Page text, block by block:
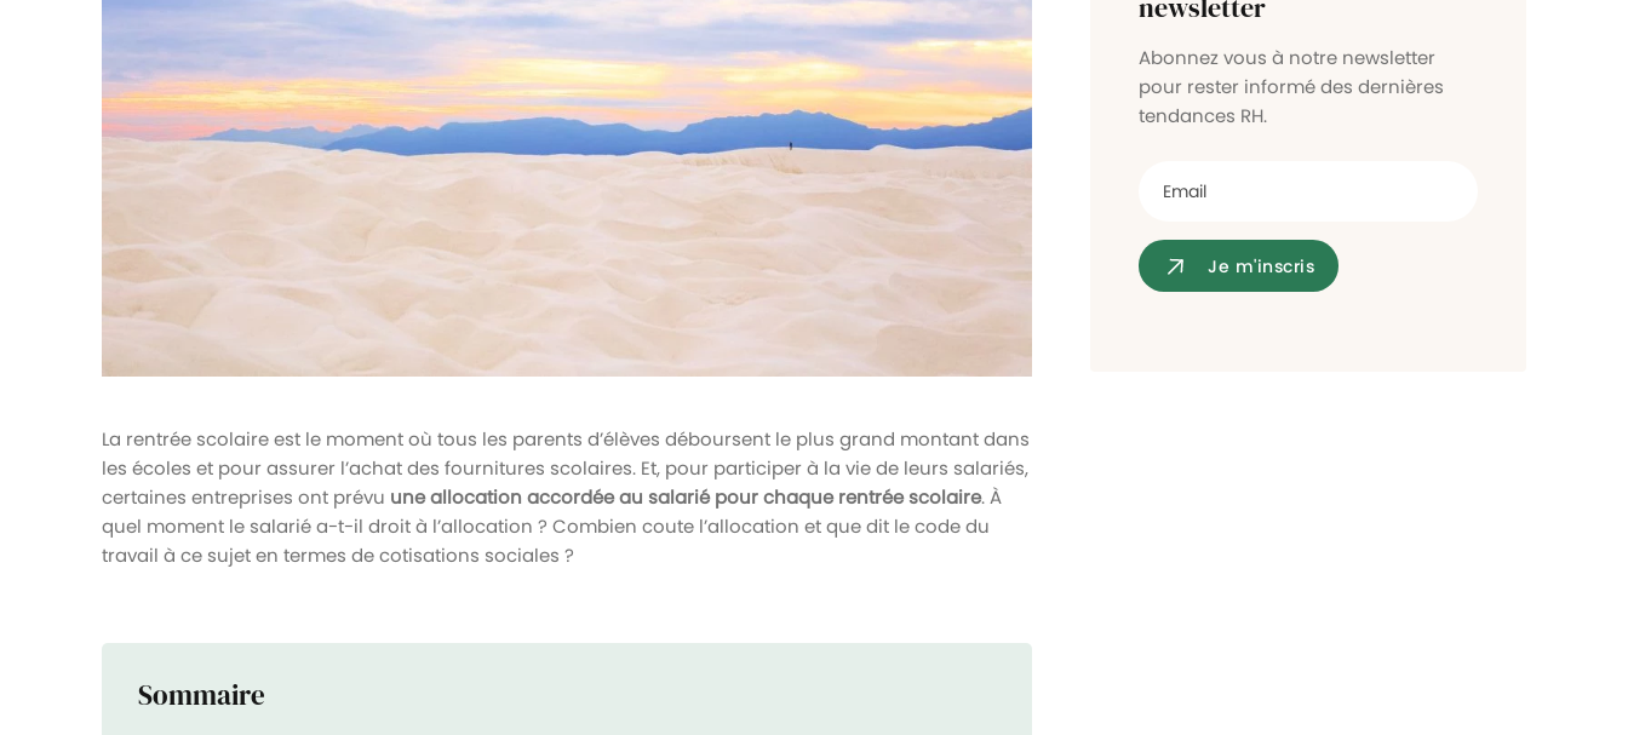
La rentrée scolaire est le moment où tous les parents d’élèves déboursent le plus grand montant dans
les écoles et pour assurer l’achat des fournitures scolaires. Et, pour participer à la vie de leurs salariés,
certaines entreprises ont prévu une allocation accordée au salarié pour chaque rentrée scolaire. À
quel moment le salarié a-t-il droit à l’allocation ? Combien coute l’allocation et que dit le code du
travail à ce sujet en termes de cotisations sociales ?
Sommaire
newsletter
Abonnez vous à notre newsletter
pour rester informé des dernières
tendances RH.
Je m'inscris
votre paie
Tâches et check-lists
Optimisez le suivi de vos tâches et check-
lists RH
Suivi mutuelle
Contrôle d'accès